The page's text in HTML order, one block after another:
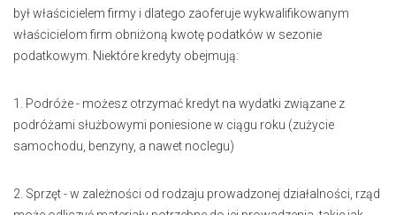
był właścicielem firmy i dlatego zaoferuje wykwalifikowanym
właścicielom firm obniżoną kwotę podatków w sezonie
podatkowym. Niektóre kredyty obejmują:
1. Podróże - możesz otrzymać kredyt na wydatki związane z
podróżami służbowymi poniesione w ciągu roku (zużycie
samochodu, benzyny, a nawet noclegu)
2. Sprzęt - w zależności od rodzaju prowadzonej działalności, rząd